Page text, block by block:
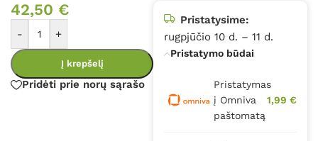
42,50 €
- +
Į krepšelį
Pridėti prie norų sąrašo
Pristatysime:
rugpjūčio 10 d. – 11 d.
Pristatymo būdai
Pristatymas
į Omniva
paštomatą
1,99 €